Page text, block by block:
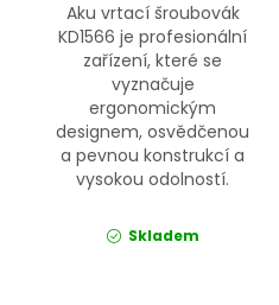
Aku vrtací šroubovák
KD1566 je profesionální
zařízení, které se
vyznačuje
ergonomickým
designem, osvědčenou
a pevnou konstrukcí a
vysokou odolností.
Skladem